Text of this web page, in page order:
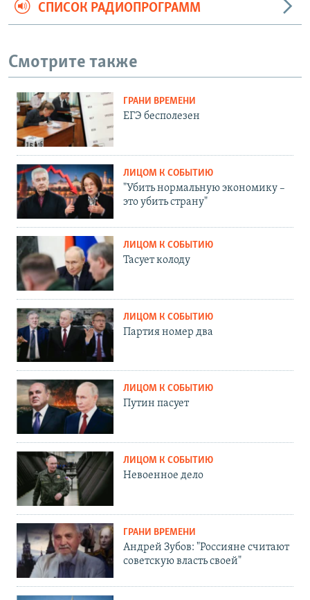
СПИСОК РАДИОПРОГРАММ
Смотрите также
ГРАНИ ВРЕМЕНИ
ЕГЭ бесполезен
ЛИЦОМ К СОБЫТИЮ
"Убить нормальную экономику –
это убить страну"
ЛИЦОМ К СОБЫТИЮ
Тасует колоду
ЛИЦОМ К СОБЫТИЮ
Партия номер два
ЛИЦОМ К СОБЫТИЮ
Путин пасует
ЛИЦОМ К СОБЫТИЮ
Невоенное дело
ГРАНИ ВРЕМЕНИ
Андрей Зубов: "Россияне считают
советскую власть своей"